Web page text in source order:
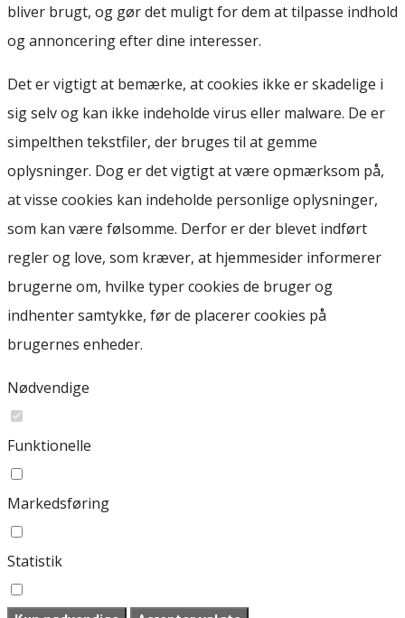
bliver brugt, og gør det muligt for dem at tilpasse indhold
og annoncering efter dine interesser.
Det er vigtigt at bemærke, at cookies ikke er skadelige i
sig selv og kan ikke indeholde virus eller malware. De er
simpelthen tekstfiler, der bruges til at gemme
oplysninger. Dog er det vigtigt at være opmærksom på,
at visse cookies kan indeholde personlige oplysninger,
som kan være følsomme. Derfor er der blevet indført
regler og love, som kræver, at hjemmesider informerer
brugerne om, hvilke typer cookies de bruger og
indhenter samtykke, før de placerer cookies på
brugernes enheder.
Nødvendige
Funktionelle
Markedsføring
Statistik